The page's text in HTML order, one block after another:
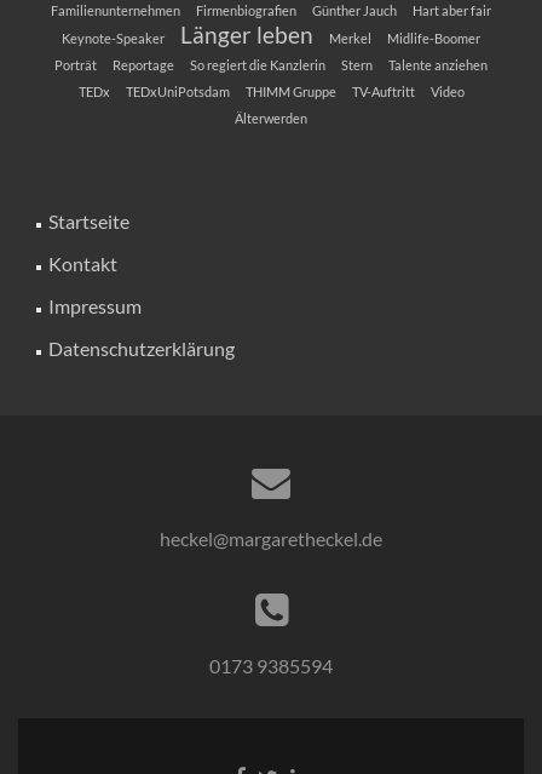
Familienunternehmen
Firmenbiografien Günther Jauch
Hart aber fair
Keynote-Speaker
Länger leben Merkel
Midlife-Boomer
Porträt
Reportage So regiert die Kanzlerin Stern
Talente anziehen
TEDx
TEDxUniPotsdam THIMM Gruppe TV-Auftritt
Video
Älterwerden
Startseite
Kontakt
Impressum
Datenschutzerklärung
heckel@margaretheckel.de
0173 9385594